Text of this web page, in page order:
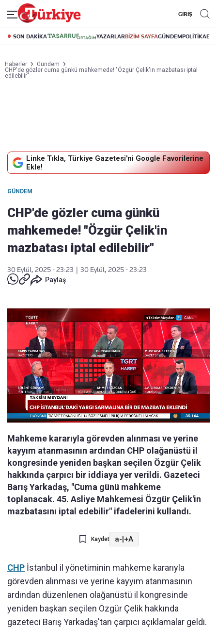
GİRİŞ
SON DAKİKA YAZARLARBİZİM SAYFAGÜNDEMPOLİTİKA
Haberler
Gündem
CHP'de gözler cuma günkü mahkemede! "Özgür Çelik'in mazbatası iptal
edilebilir"
Linke Tıkla, Türkiye Gazetesi'ni Google Favorilerine
Ekle!
GÜNDEM
CHP'de gözler cuma günkü
mahkemede! "Özgür Çelik'in
mazbatası iptal edilebilir"
30 Eylül, 2025 - 23:23
30 Eylül, 2025 - 23:23
Paylaş
Mahkeme kararıyla görevden alınması ve yerine
kayyım atanmasının ardından CHP olağanüstü il
kongresinde yeniden başkan seçilen Özgür Çelik
hakkında çarpıcı bir iddiaya yer verildi. Gazeteci
Barış Yarkadaş, "Cuma günü mahkeme
toplanacak. 45. Asliye Mahkemesi Özgür Çelik'in
mazbatasını iptal edebilir" ifadelerini kullandı.
Kaydet a-|+A
CHP İstanbul il yönetiminin mahkeme kararıyla
görevden alınması ve yerine kayyım atanmasının
ardından düzenlenen olağanüstü il kongresinde
yeniden başkan seçilen Özgür Çelik hakkında
gazeteci Barış Yarkadaş'tan çarpıcı açıklamalar geldi.